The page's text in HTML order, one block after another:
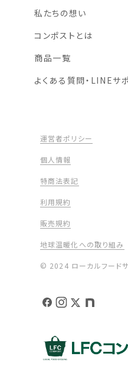
私たちの想い
コンポストとは
商品一覧
よくある質問・LINEサ
© 2024 ローカルフード
運営者ポリシー
個人情報
特商法表記
利用規約
販売規約
地球温暖化への取り組み